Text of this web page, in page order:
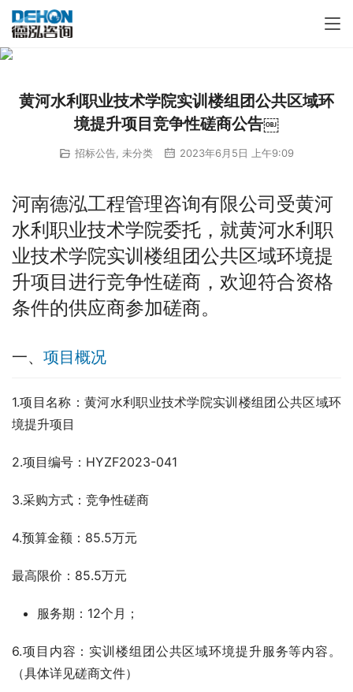
黄河水利职业技术学院实训楼组团公共区域环
境提升项目竞争性磋商公告￼
招标公告 未分类 2023年6月5日 上午9:09
河南德泓工程管理咨询有限公司受黄河
水利职业技术学院委托，就黄河水利职
业技术学院实训楼组团公共区域环境提
升项目进行竞争性磋商，欢迎符合资格
条件的供应商参加磋商。
一、 项目概况
1.项目名称：黄河水利职业技术学院实训楼组团公共区域环
境提升项目
2.项目编号：HYZF2023-041
3.采购方式：竞争性磋商
4.预算金额：85.5万元
最高限价：85.5万元
服务期：12个月；
6.项目内容：实训楼组团公共区域环境提升服务等内容。
（具体详见磋商文件）